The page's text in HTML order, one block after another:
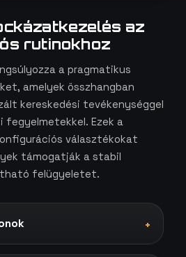
az
rutinokhoz
a pragmatikus
amelyek összhangban
kereskedési tevékenységgel
fegyelmetekkel. Ezek a
választékokat
támogatják a stabil
felügyeletet.
+